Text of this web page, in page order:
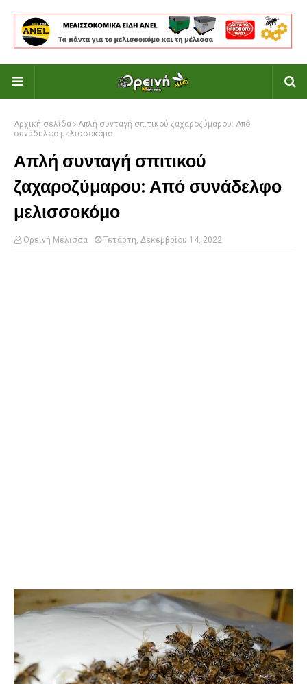
Αρχική σελίδα
Απλή συνταγή σπιτικού ζαχαροζύμαρου: Από
συνάδελφο μελισσοκόμο
Απλή συνταγή σπιτικού
ζαχαροζύμαρου: Από συνάδελφο
μελισσοκόμο
Ορεινή Μέλισσα Τετάρτη, Δεκεμβρίου 14, 2022